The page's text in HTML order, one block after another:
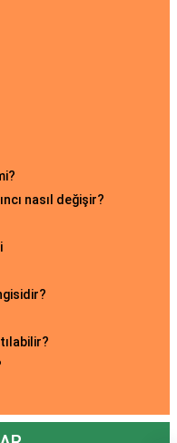
nasıl değişir?